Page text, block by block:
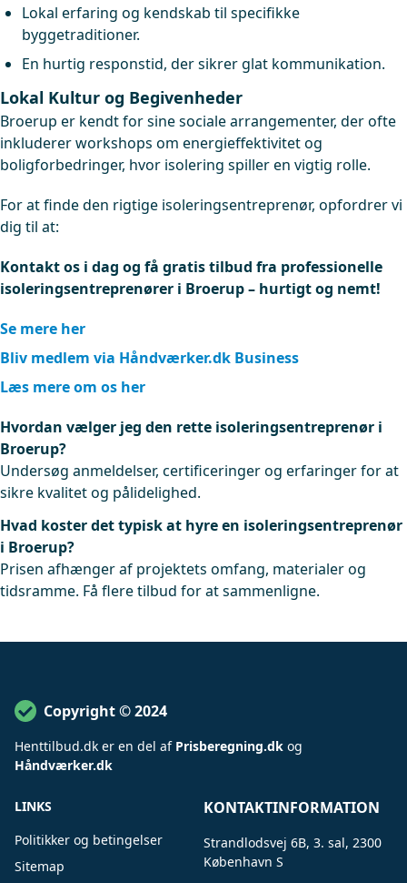
Lokal erfaring og kendskab til specifikke
byggetraditioner.
En hurtig responstid, der sikrer glat kommunikation.
Lokal Kultur og Begivenheder
Broerup er kendt for sine sociale arrangementer, der ofte
inkluderer workshops om energieffektivitet og
boligforbedringer, hvor isolering spiller en vigtig rolle.
For at finde den rigtige isoleringsentreprenør, opfordrer vi
dig til at:
Kontakt os i dag og få gratis tilbud fra professionelle
isoleringsentreprenører i Broerup – hurtigt og nemt!
Se mere her
Bliv medlem via Håndværker.dk Business
Læs mere om os her
Hvordan vælger jeg den rette isoleringsentreprenør i
Broerup?
Undersøg anmeldelser, certificeringer og erfaringer for at
sikre kvalitet og pålidelighed.
Hvad koster det typisk at hyre en isoleringsentreprenør
i Broerup?
Prisen afhænger af projektets omfang, materialer og
tidsramme. Få flere tilbud for at sammenligne.
Copyright © 2024
Henttilbud.dk er en del af Prisberegning.dk og
Håndværker.dk
LINKS
Politikker og betingelser
Sitemap
KONTAKTINFORMATION
Strandlodsvej 6B, 3. sal, 2300
København S